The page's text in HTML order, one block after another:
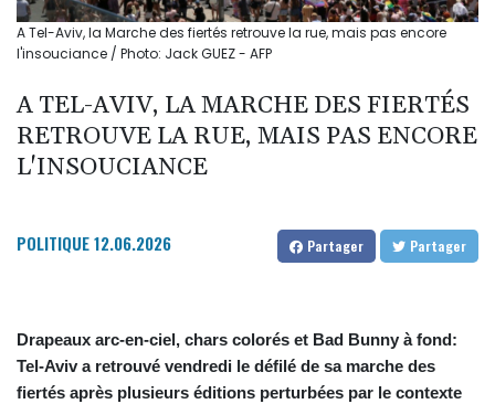
A Tel-Aviv, la Marche des fiertés retrouve la rue, mais pas encore
l'insouciance / Photo: Jack GUEZ - AFP
A TEL-AVIV, LA MARCHE DES FIERTÉS
RETROUVE LA RUE, MAIS PAS ENCORE
L'INSOUCIANCE
POLITIQUE12.06.2026 Partager Partager
Drapeaux arc-en-ciel, chars colorés et Bad Bunny à fond:
Tel-Aviv a retrouvé vendredi le défilé de sa marche des
fiertés après plusieurs éditions perturbées par le contexte